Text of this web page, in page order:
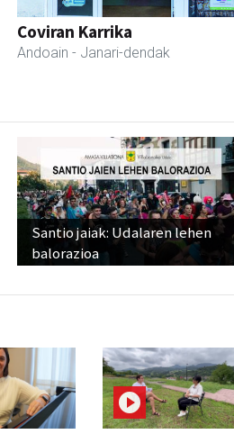
Coviran Karrika
Andoain - Janari-dendak
Santio jaiak: Udalaren lehen
balorazioa